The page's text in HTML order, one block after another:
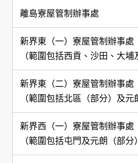
離島寮屋管制辦事處
新界東（一）寮屋管制辦事處
（範圍包括西貢、沙田、大埔
新界東（二）寮屋管制辦事處
（範圍包括北區（部分）及元
新界西（一）寮屋管制辦事處
（範圍包括屯門及元朗（部分